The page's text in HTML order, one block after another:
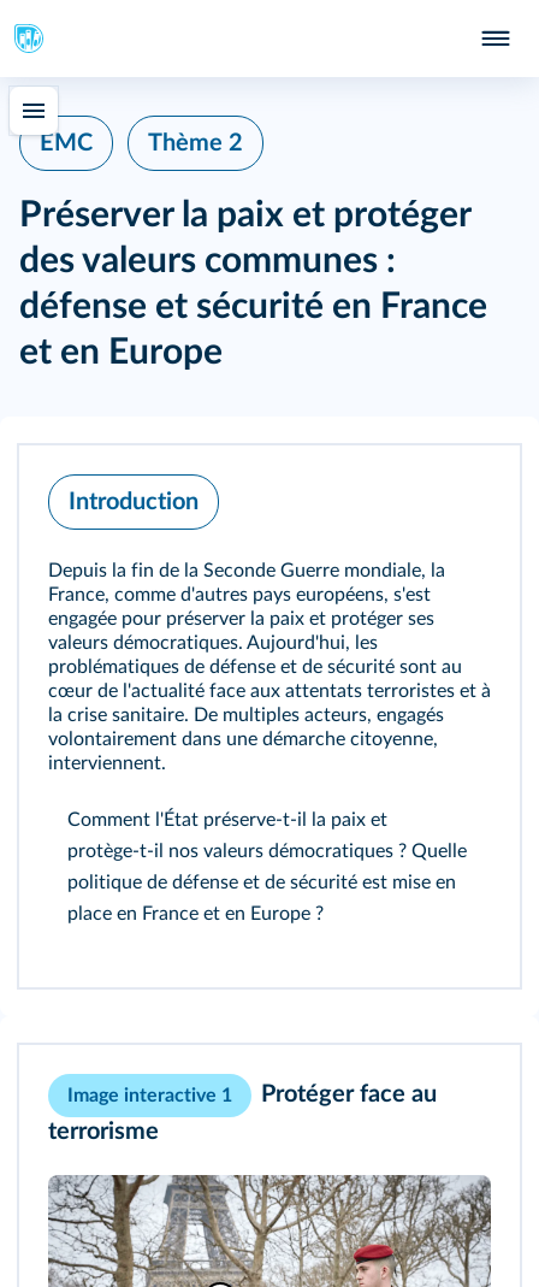
EMC Thème 2
Préserver la paix et protéger
des valeurs communes :
défense et sécurité en France
et en Europe
Introduction
Depuis la fin de la Seconde Guerre mondiale, la
France, comme d'autres pays européens, s'est
engagée pour préserver la paix et protéger ses
valeurs démocratiques. Aujourd'hui, les
problématiques de défense et de sécurité sont au
cœur de l'actualité face aux attentats terroristes et à
la crise sanitaire. De multiples acteurs, engagés
volontairement dans une démarche citoyenne,
interviennent.
Comment l'État préserve‑t‑il la paix et
protège‑t‑il nos valeurs démocratiques ? Quelle
politique de défense et de sécurité est mise en
place en France et en Europe ?
Image interactive 1
Protéger face au
terrorisme